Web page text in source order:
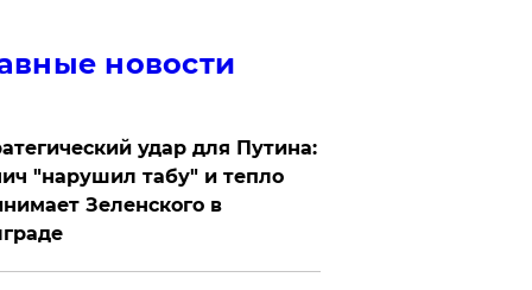
новости
удар для Путина:
"нарушил табу" и тепло
Зеленского в